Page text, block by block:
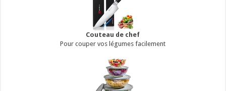
Couteau de chef
Pour couper vos légumes facilement